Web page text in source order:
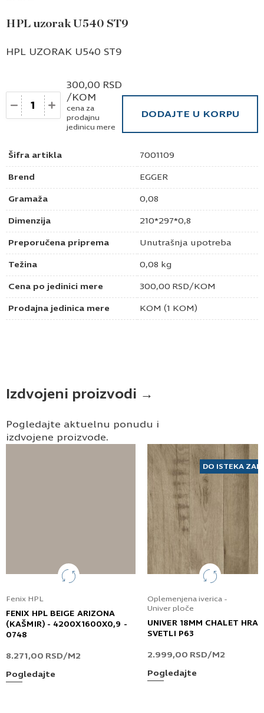
HPL uzorak U540 ST9
Šifra artikla 7001109
Brend EGGER
Gramaža 0,08
Dimenzija 210*297*0,8
Preporučena priprema Unutrašnja upotreba
Težina 0,08 kg
Cena po jedinici mere 300,00 RSD/KOM
Prodajna jedinica mere KOM (1 KOM)
HPL UZORAK U540 ST9
Količina
300,00 RSD
/KOM
cena za
prodajnu
jedinicu mere
DODAJTE U KORPU
Izdvojeni proizvodi →
Pogledajte aktuelnu ponudu i
izdvojene proizvode.
Fenix HPL
FENIX HPL BEIGE ARIZONA
(KAŠMIR) - 4200X1600X0,9 -
0748
8.271,00 RSD/M2
Pogledajte
DO ISTEKA
Oplemenjena iverica -
Univer ploče
UNIVER 18MM CHALET
SVETLI P63
2.999,00 RSD/M2
Pogledajte